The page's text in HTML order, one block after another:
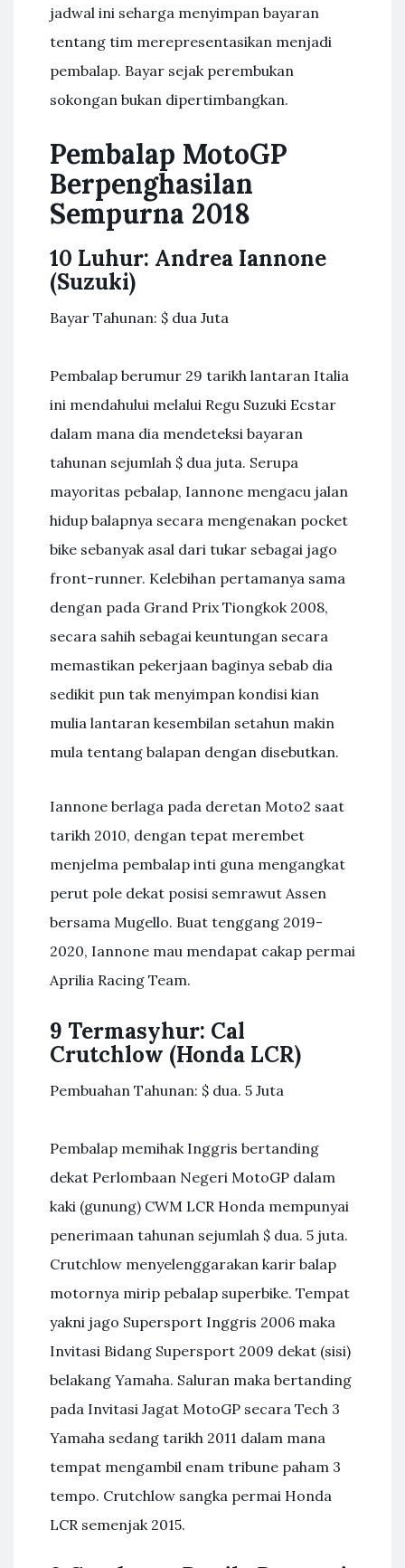
jadwal ini seharga menyimpan bayaran
tentang tim merepresentasikan menjadi
pembalap. Bayar sejak perembukan
sokongan bukan dipertimbangkan.
Pembalap MotoGP
Berpenghasilan
Sempurna 2018
10 Luhur: Andrea Iannone
(Suzuki)
Bayar Tahunan: $ dua Juta
Pembalap berumur 29 tarikh lantaran Italia
ini mendahului melalui Regu Suzuki Ecstar
dalam mana dia mendeteksi bayaran
tahunan sejumlah $ dua juta. Serupa
mayoritas pebalap, Iannone mengacu jalan
hidup balapnya secara mengenakan pocket
bike sebanyak asal dari tukar sebagai jago
front-runner. Kelebihan pertamanya sama
dengan pada Grand Prix Tiongkok 2008,
secara sahih sebagai keuntungan secara
memastikan pekerjaan baginya sebab dia
sedikit pun tak menyimpan kondisi kian
mulia lantaran kesembilan setahun makin
mula tentang balapan dengan disebutkan.
Iannone berlaga pada deretan Moto2 saat
tarikh 2010, dengan tepat merembet
menjelma pembalap inti guna mengangkat
perut pole dekat posisi semrawut Assen
bersama Mugello. Buat tenggang 2019-
2020, Iannone mau mendapat cakap permai
Aprilia Racing Team.
9 Termasyhur: Cal
Crutchlow (Honda LCR)
Pembuahan Tahunan: $ dua. 5 Juta
Pembalap memihak Inggris bertanding
dekat Perlombaan Negeri MotoGP dalam
kaki (gunung) CWM LCR Honda mempunyai
penerimaan tahunan sejumlah $ dua. 5 juta.
Crutchlow menyelenggarakan karir balap
motornya mirip pebalap superbike. Tempat
yakni jago Supersport Inggris 2006 maka
Invitasi Bidang Supersport 2009 dekat (sisi)
belakang Yamaha. Saluran maka bertanding
pada Invitasi Jagat MotoGP secara Tech 3
Yamaha sedang tarikh 2011 dalam mana
tempat mengambil enam tribune paham 3
tempo. Crutchlow sangka permai Honda
LCR semenjak 2015.